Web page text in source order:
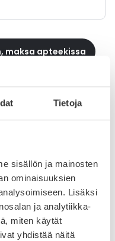
Tietoja
sisällön ja mainosten
ominaisuuksien
Lisäksi
ja analytiikka-
miten käytät
yhdistää näitä
maksa apteekissa
tuotteet
tilaat tarvitsemasi